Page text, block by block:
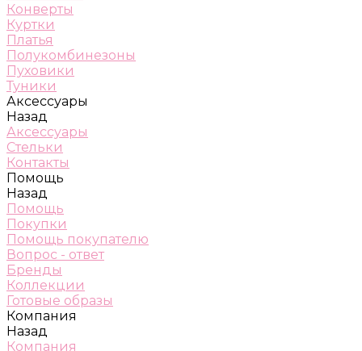
Конверты
Куртки
Платья
Полукомбинезоны
Пуховики
Туники
Аксессуары
Назад
Аксессуары
Стельки
Контакты
Помощь
Назад
Помощь
Покупки
Помощь покупателю
Вопрос - ответ
Бренды
Коллекции
Готовые образы
Компания
Назад
Компания